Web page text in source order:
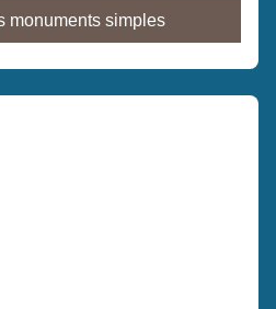
monuments simples